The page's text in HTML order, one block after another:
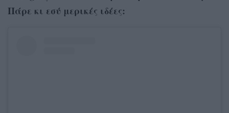
Πάρε κι εσύ μερικές ιδέες: